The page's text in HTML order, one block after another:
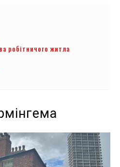
робітничого житла